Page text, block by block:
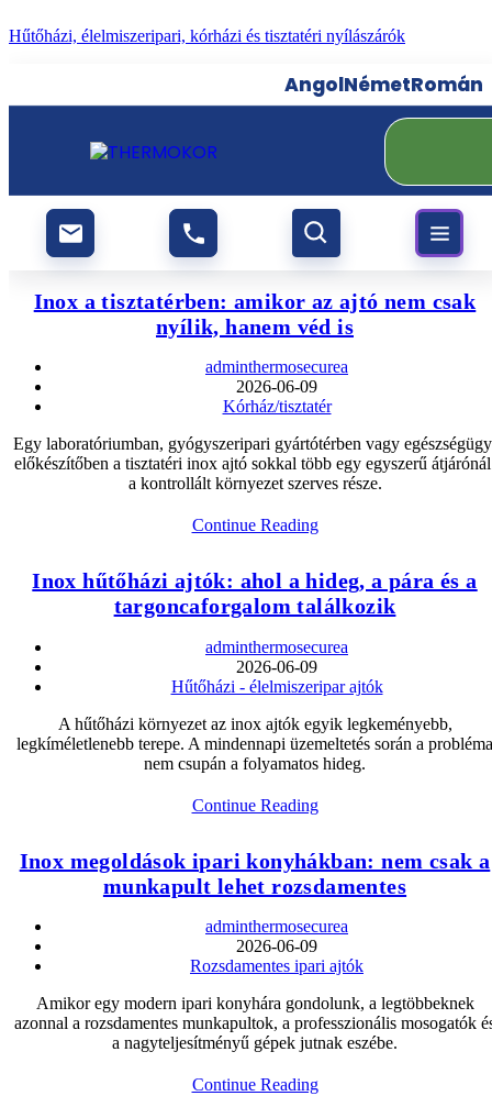
Skip
Hűtőházi, élelmiszeripari, kórházi és tisztatéri nyílászárók
AngolNémetRomán
Inox a tisztatérben: amikor az ajtó nem csak
nyílik, hanem véd is
Post
author:
adminthermosecurea
Post
published:
2026-06-09
Post
Kórház/tisztatér
Egy laboratóriumban, gyógyszeripari gyártótérben vagy
előkészítőben a tisztatéri inox ajtó sokkal több egy egyszerű
a kontrollált környezet szerves része.
Continue ReadingInox
amikor
az
ajtó
nem
csak
nyílik,
hanem
véd
is
Inox hűtőházi ajtók: ahol a hideg, a pára és a
targoncaforgalom találkozik
Post
author:
adminthermosecurea
Post
published:
2026-06-09
Post
Hűtőházi - élelmiszeripar ajtók
A hűtőházi környezet az inox ajtók egyik legkeményebb,
legkíméletlenebb terepe. A mindennapi üzemeltetés során a probléma
nem csupán a folyamatos hideg.
Continue ReadingInox
ahol
a
hideg,
a
pára
és
targoncaforgalom
találkozik
Inox megoldások ipari konyhákban: nem csak a
munkapult lehet rozsdamentes
Post
author:
adminthermosecurea
Post
published:
2026-06-09
Post
Rozsdamentes ipari ajtók
Amikor egy modern ipari konyhára gondolunk, a legtöbbeknek
azonnal a rozsdamentes munkapultok, a professzionális mosogatók
a nagyteljesítményű gépek jutnak eszébe.
Continue ReadingInox